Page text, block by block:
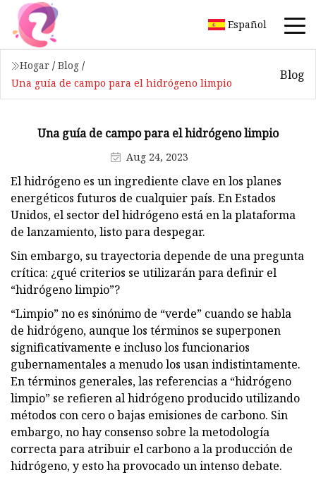
Español
Hogar / Blog /
Una guía de campo para el hidrógeno limpio
Blog
Una guía de campo para el hidrógeno limpio
Aug 24, 2023
El hidrógeno es un ingrediente clave en los planes
energéticos futuros de cualquier país. En Estados
Unidos, el sector del hidrógeno está en la plataforma
de lanzamiento, listo para despegar.
Sin embargo, su trayectoria depende de una pregunta
crítica: ¿qué criterios se utilizarán para definir el
“hidrógeno limpio”?
“Limpio” no es sinónimo de “verde” cuando se habla
de hidrógeno, aunque los términos se superponen
significativamente e incluso los funcionarios
gubernamentales a menudo los usan indistintamente.
En términos generales, las referencias a “hidrógeno
limpio” se refieren al hidrógeno producido utilizando
métodos con cero o bajas emisiones de carbono. Sin
embargo, no hay consenso sobre la metodología
correcta para atribuir el carbono a la producción de
hidrógeno, y esto ha provocado un intenso debate.